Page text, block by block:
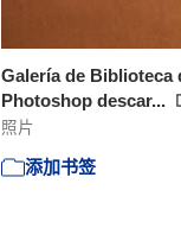
Galería de Biblioteca
Photoshop descar...
照片
添加书签